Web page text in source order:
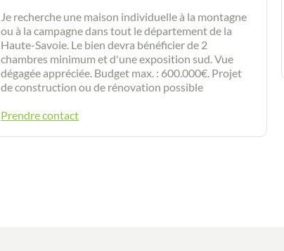
Je recherche une maison individuelle à la montagne
ou à la campagne dans tout le département de la
Haute-Savoie. Le bien devra bénéficier de 2
chambres minimum et d'une exposition sud. Vue
dégagée appréciée. Budget max. : 600.000€. Projet
de construction ou de rénovation possible
Prendre contact